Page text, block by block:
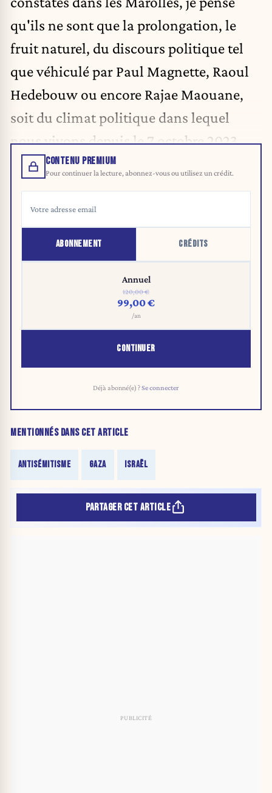
qu'ils ne sont que la prolongation, le
fruit naturel, du discours politique tel
que véhiculé par Paul Magnette, Raoul
Hedebouw ou encore Rajae Maouane,
soit du climat politique dans lequel
nous vivons depuis le 7 octobre 2023.
CONTENU PREMIUM
Pour continuer la lecture, abonnez-vous ou utilisez un crédit.
ABONNEMENT CRÉDITS
Annuel
120,00 €
99,00 €
/an
CONTINUER
Déjà abonné(e) ?Se connecter
MENTIONNÉS DANS CET ARTICLE
ANTISÉMITISME GAZA ISRAËL
PARTAGER CET ARTICLE